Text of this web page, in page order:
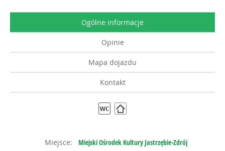
Ogólne informacje
Opinie
Mapa dojazdu
Kontakt
Miejsce:
Miejski Ośrodek Kultury Jastrzębie-Zdrój